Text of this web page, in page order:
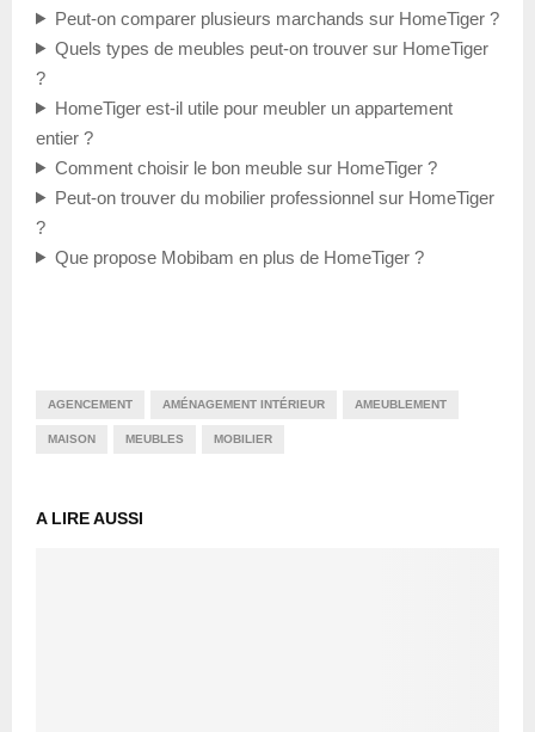
Peut-on comparer plusieurs marchands sur HomeTiger ?
Quels types de meubles peut-on trouver sur HomeTiger
?
HomeTiger est-il utile pour meubler un appartement
entier ?
Comment choisir le bon meuble sur HomeTiger ?
Peut-on trouver du mobilier professionnel sur HomeTiger
?
Que propose Mobibam en plus de HomeTiger ?
AGENCEMENT AMÉNAGEMENT INTÉRIEUR AMEUBLEMENT
MAISON MEUBLES MOBILIER
A LIRE AUSSI